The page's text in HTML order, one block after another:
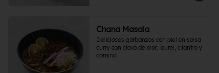
Chana Masala
Deliciosos garbanzos con piel en salsa
curry con clavo de olor, laurel, cilantro y
comino.